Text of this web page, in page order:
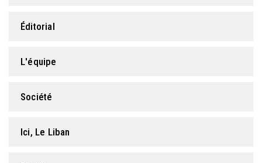
Éditorial
L'équipe
Société
Ici, Le Liban